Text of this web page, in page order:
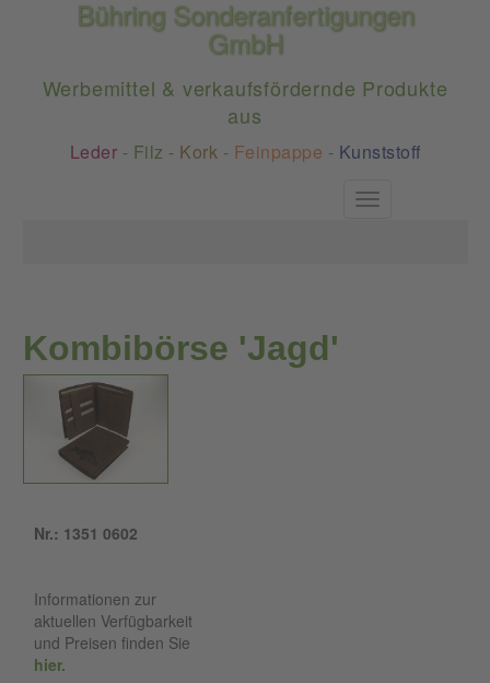
Bühring Sonderanfertigungen
GmbH
Werbemittel & verkaufsfördernde Produkte
aus
Leder - Filz - Kork - Feinpappe - Kunststoff
Toggle
Kombibörse 'Jagd'
Nr.: 1351 0602
Informationen zur
aktuellen Verfügbarkeit
und Preisen finden Sie
hier.